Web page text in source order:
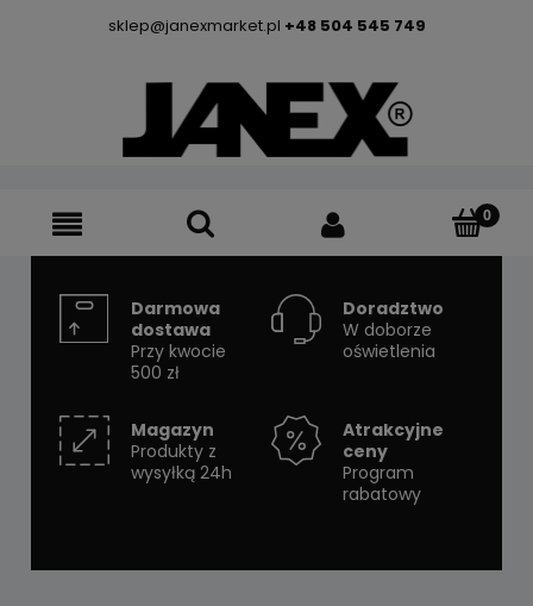
sklep@janexmarket.pl +48 504 545 749
Darmowa
dostawa
Przy kwocie
500 zł
Doradztwo
W doborze
oświetlenia
Magazyn
Produkty z
wysyłką 24h
Atrakcyjne
ceny
Program
rabatowy